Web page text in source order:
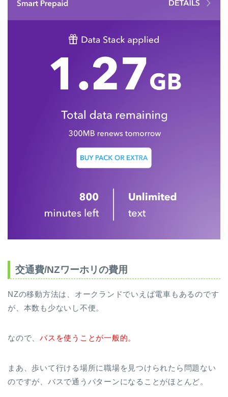
交通費/NZワーホリの費用
NZの移動方法は、オークランドでいえば電車もあるのです
が、本数も少ないし不便。
なので、バスを使うことが一般的。
まあ、歩いて行ける場所に職場を見つけられたら問題ない
のですが、バスで通うパターンになることがほとんど。